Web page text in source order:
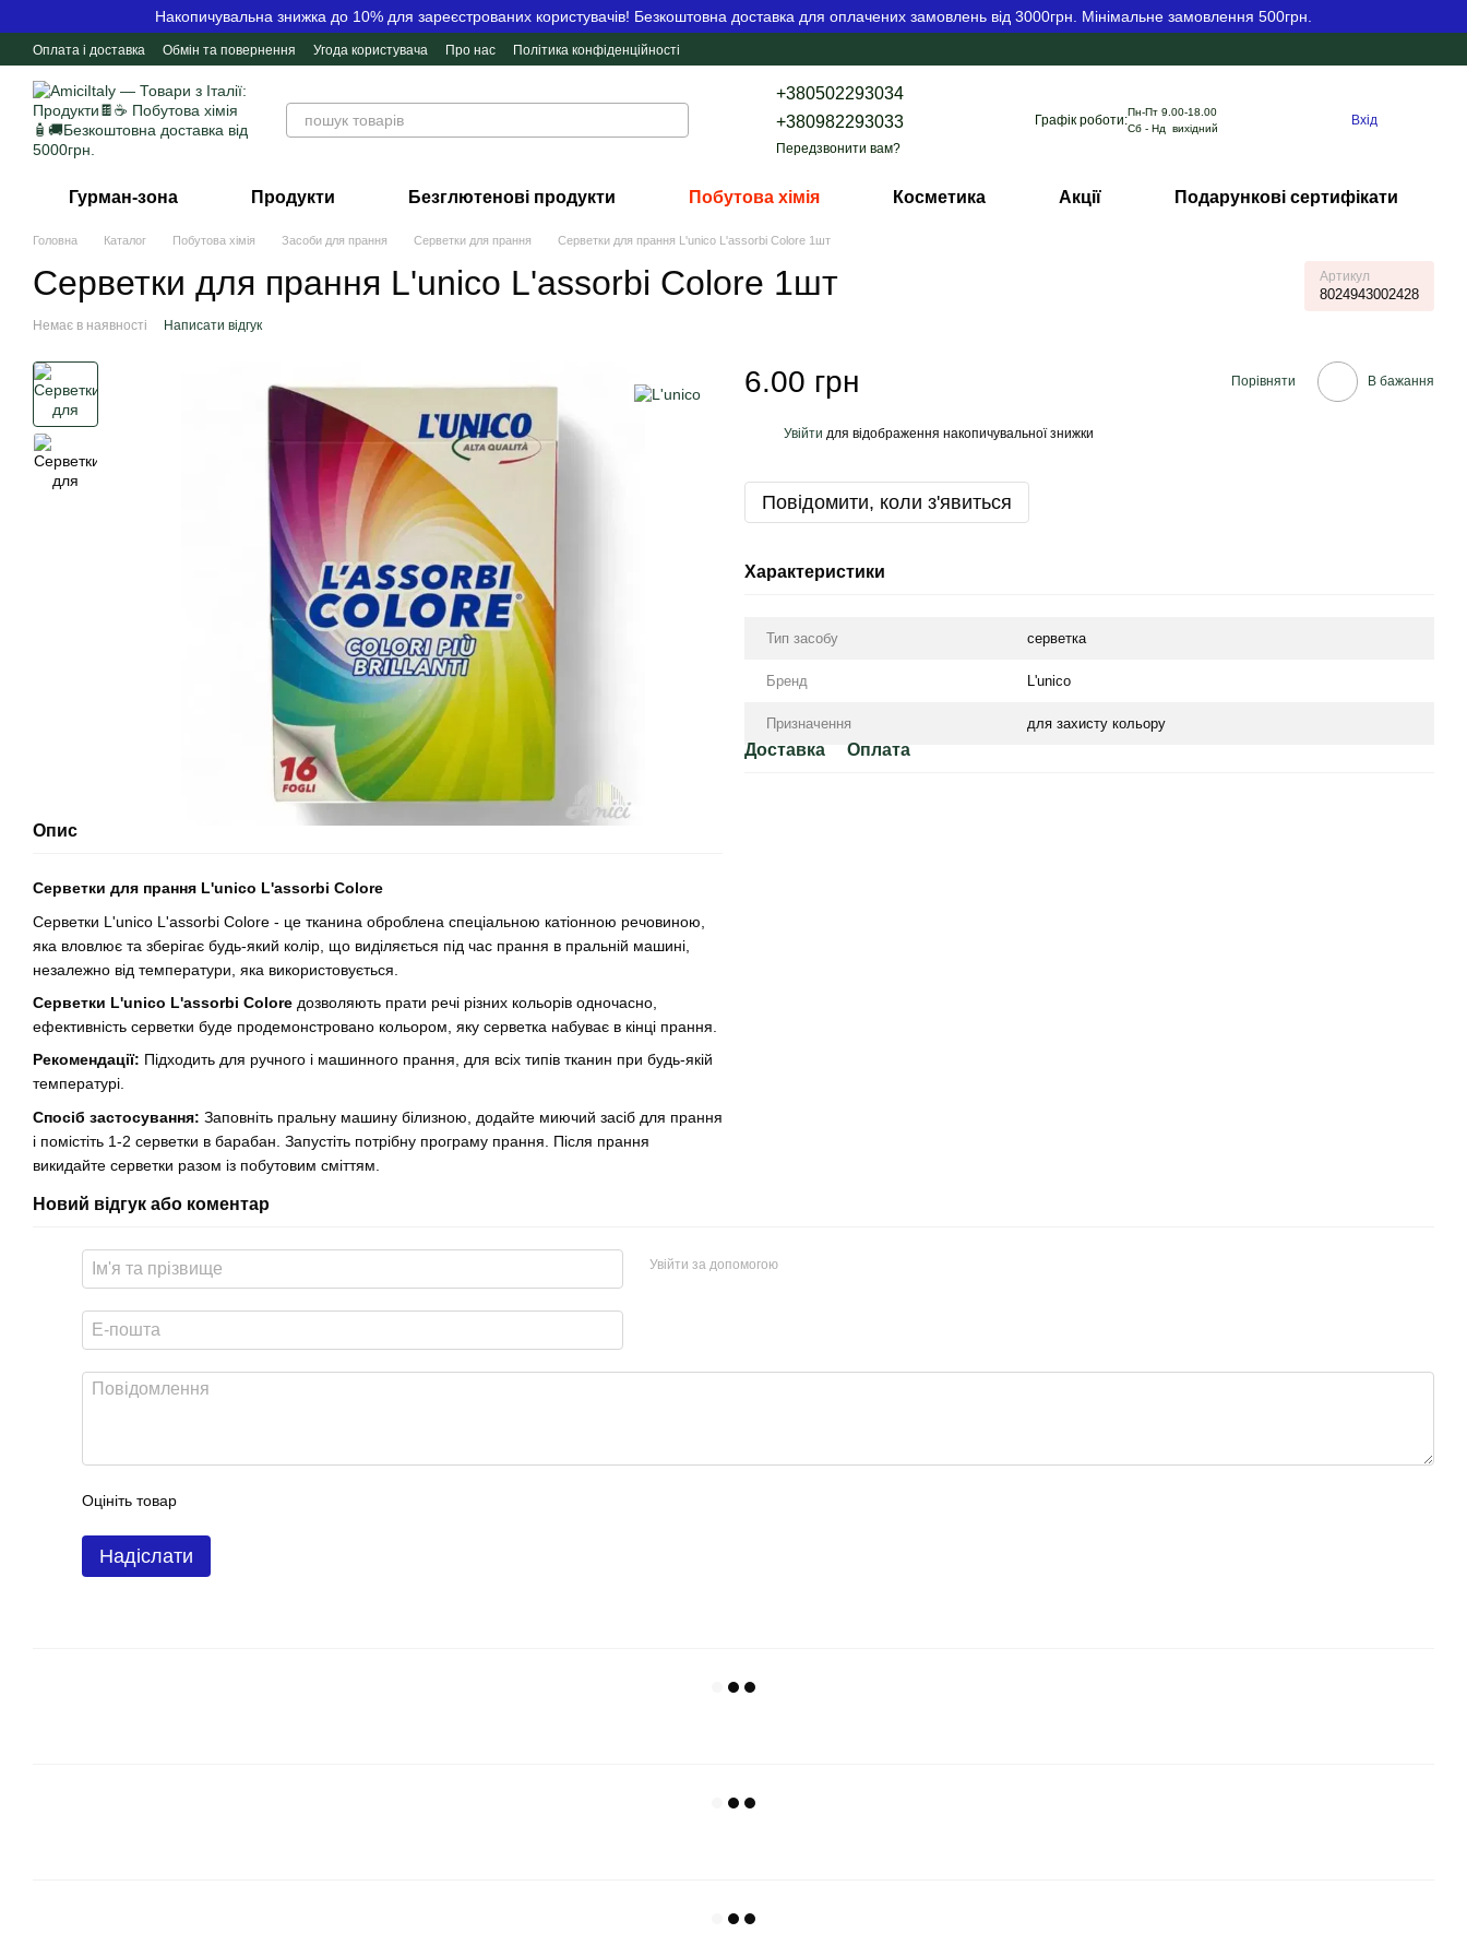
Перейти до основного контентуНакопичувальна знижка до 10% для зареєстрованих користувачів! Безкоштовна доставка для оплачених замовлень від 3000грн. Мінімальне замовлення 500грн.
Оплата і доставка Обмін та повернення Угода користувача Про нас
Політика конфіденційності
+380502293034
+380982293033
Передзвонити вам?
Графік роботи:Пн-Пт 9.00-18.00
Сб - Нд вихідний
Вхід
Гурман-зона Продукти Безглютенові продукти Побутова хімія Косметика Акції Подарункові сертифікати
Головна Каталог Побутова хімія Засоби для прання Серветки для прання Серветки для прання L'unico L'assorbi Colore 1шт
Серветки для прання L'unico L'assorbi Colore 1шт Артикул
8024943002428
Немає в наявності Написати відгук
Опис
Серветки для прання L'unico L'assorbi Colore
Серветки L'unico L'assorbi Colore - це тканина оброблена спеціальною катіонною речовиною,
яка вловлює та зберігає будь-який колір, що виділяється під час прання в пральній машині,
незалежно від температури, яка використовується.
Серветки L'unico L'assorbi Colore дозволяють прати речі різних кольорів одночасно,
ефективність серветки буде продемонстровано кольором, яку серветка набуває в кінці прання.
Рекомендації: Підходить для ручного і машинного прання, для всіх типів тканин при будь-якій
температурі.
Спосіб застосування: Заповніть пральну машину білизною, додайте миючий засіб для прання
і помістіть 1-2 серветки в барабан. Запустіть потрібну програму прання. Після прання
викидайте серветки разом із побутовим сміттям.
6.00 грн Порівняти В бажання
Увійти для відображення накопичувальної знижки
Повідомити, коли з'явиться
Характеристики
Тип засобу серветка
Бренд L'unico
Призначення для захисту кольору
Доставка Оплата
Новий відгук або коментар
Увійти за допомогою
Оцініть товар
Надіслати